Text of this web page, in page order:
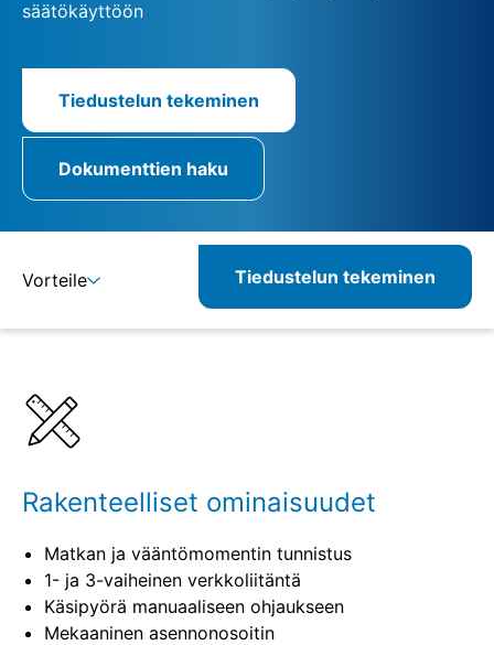
säätökäyttöön
Tiedustelun tekeminen
Dokumenttien haku
Vorteile
Vastaavat tuotteet
Tiedustelun tekeminen
Rakenteelliset ominaisuudet
Matkan ja vääntömomentin tunnistus
1- ja 3-vaiheinen verkkoliitäntä
Käsipyörä manuaaliseen ohjaukseen
Mekaaninen asennonosoitin